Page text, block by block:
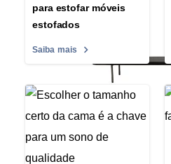
para estofar móveis
estofados
Saiba mais